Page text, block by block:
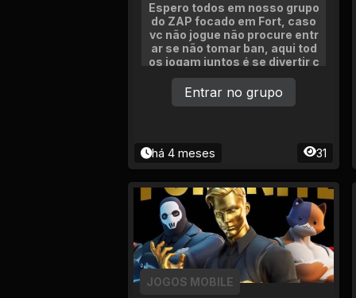
Espero todos em nosso grupo
do ZAP focado em Fort, caso
vc não jogue não procure entr
ar se não tomar ban, aqui tod
os jogam juntos é se divertir c
laro mantendo o devido respe
ito a todos
há 4 meses 31
Entrar no grupo
JOGOS MOBILE